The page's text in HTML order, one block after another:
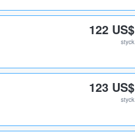
122 US$
styck
123 US$
styck